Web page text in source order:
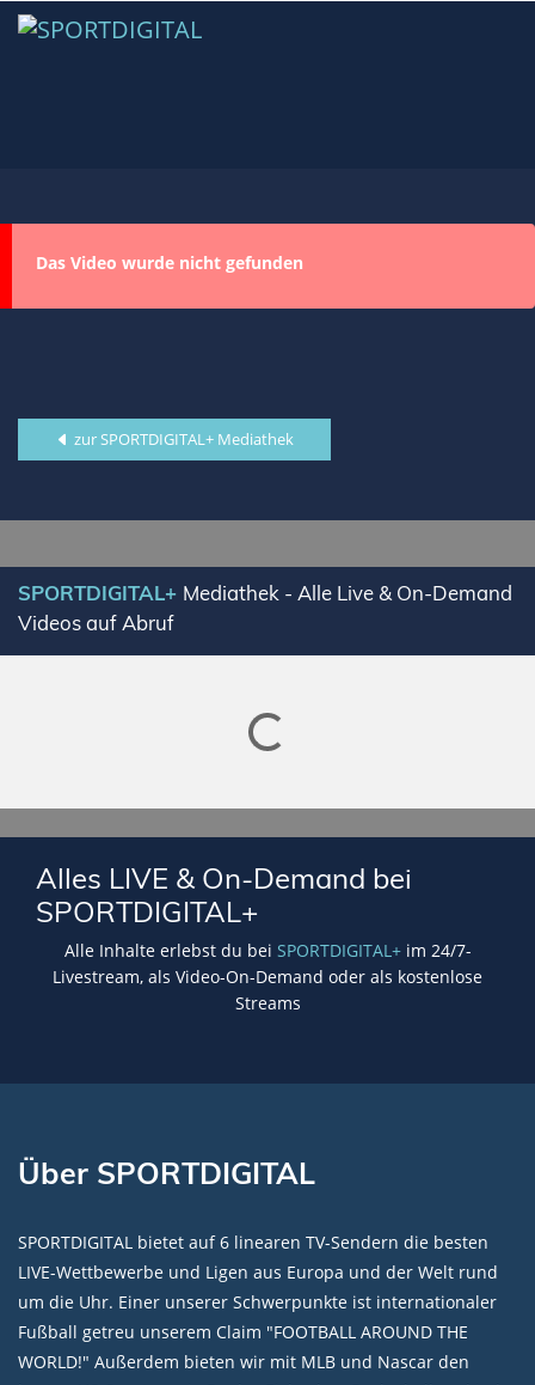
Das Video wurde nicht gefunden
zur SPORTDIGITAL+ Mediathek
SPORTDIGITAL+ Mediathek - Alle Live & On-Demand
Videos auf Abruf
Lade SPORTDIGITAL+ Mediathek
Alles LIVE & On-Demand bei
SPORTDIGITAL+
Alle Inhalte erlebst du bei SPORTDIGITAL+im 24/7-
Livestream, als Video-On-Demand oder als kostenlose
Streams
Über SPORTDIGITAL
SPORTDIGITAL bietet auf 6 linearen TV-Sendern die besten
LIVE-Wettbewerbe und Ligen aus Europa und der Welt rund
um die Uhr. Einer unserer Schwerpunkte ist internationaler
Fußball getreu unserem Claim "FOOTBALL AROUND THE
WORLD!" Außerdem bieten wir mit MLB und Nascar den